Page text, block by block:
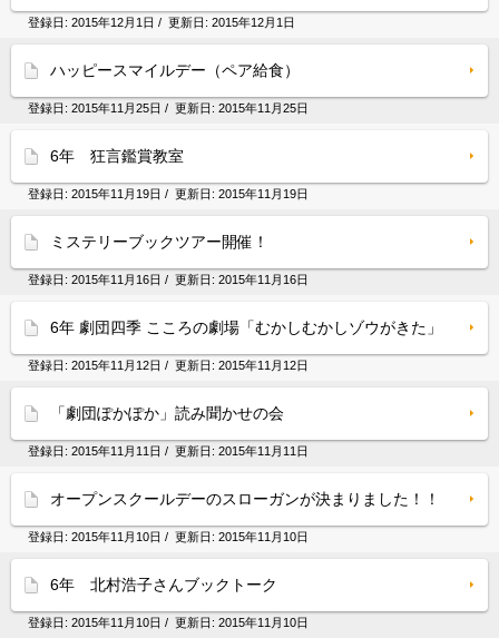
登録日: 2015年12月1日 / 更新日: 2015年12月1日
ハッピースマイルデー（ペア給食）
登録日: 2015年11月25日 / 更新日: 2015年11月25日
6年 狂言鑑賞教室
登録日: 2015年11月19日 / 更新日: 2015年11月19日
ミステリーブックツアー開催！
登録日: 2015年11月16日 / 更新日: 2015年11月16日
6年 劇団四季 こころの劇場「むかしむかしゾウがきた」
登録日: 2015年11月12日 / 更新日: 2015年11月12日
「劇団ぽかぽか」読み聞かせの会
登録日: 2015年11月11日 / 更新日: 2015年11月11日
オープンスクールデーのスローガンが決まりました！！
登録日: 2015年11月10日 / 更新日: 2015年11月10日
6年 北村浩子さんブックトーク
登録日: 2015年11月10日 / 更新日: 2015年11月10日